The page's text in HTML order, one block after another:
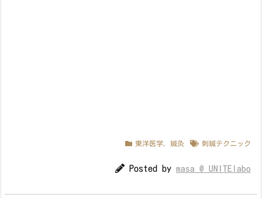
東洋医学 鍼灸 刺鍼テクニック
Posted by masa @ UNITElabo